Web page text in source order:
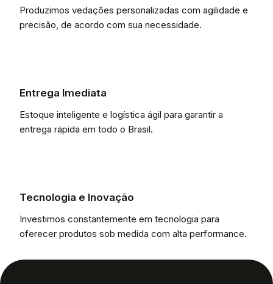
Produzimos vedações personalizadas com agilidade e
precisão, de acordo com sua necessidade.
Entrega Imediata
Estoque inteligente e logística ágil para garantir a
entrega rápida em todo o Brasil.
Tecnologia e Inovação
Investimos constantemente em tecnologia para
oferecer produtos sob medida com alta performance.